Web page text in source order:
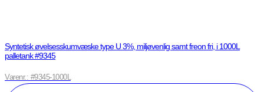
Syntetisk øvelsesskumvæske type U 3%, miljøvenlig samt freon fri, i 1000L
palletank #9345
Varenr.: #9345-1000L